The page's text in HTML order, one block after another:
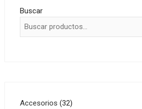
Buscar
Accesorios 3232